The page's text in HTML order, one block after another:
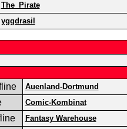
The_Pirate
yggdrasil
Auenland-Dortmund
Comic-Kombinat
Fantasy Warehouse